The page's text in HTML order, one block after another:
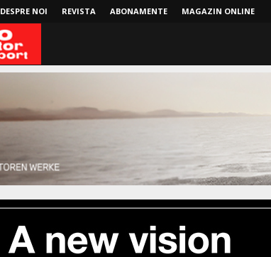
DESPRE NOI REVISTA ABONAMENTE MAGAZIN ONLINE